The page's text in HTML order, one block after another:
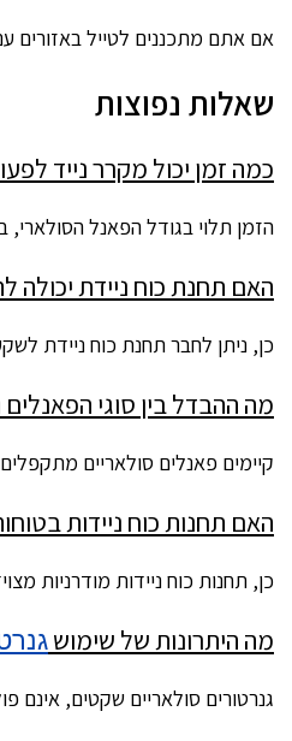
אם אתם מתכננים לטייל באזורים
שאלות נפוצות
כמה זמן יכול מקרר נייד
הזמן תלוי בגודל הפאנל
האם תחנת כוח ניידת יכולה
כן, ניתן לחבר תחנת כוח ניידת
מה ההבדל בין סוגי הפאנלים
קיימים פאנלים סולאריים
האם תחנות כוח ניידות
כן, תחנות כוח ניידות מודרניות
מה היתרונות של שימוש
גנרטורים סולאריים שקטים, אינם